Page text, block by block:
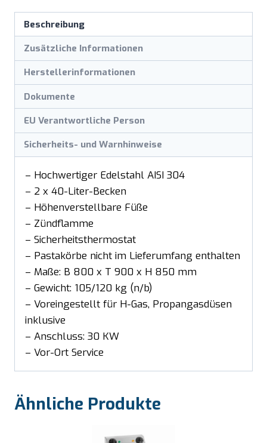
Beschreibung
Zusätzliche Informationen
Herstellerinformationen
Dokumente
EU Verantwortliche Person
Sicherheits- und Warnhinweise
– Hochwertiger Edelstahl AISI 304
– 2 x 40-Liter-Becken
– Höhenverstellbare Füße
– Zündflamme
– Sicherheitsthermostat
– Pastakörbe nicht im Lieferumfang enthalten
– Maße: B 800 x T 900 x H 850 mm
– Gewicht: 105/120 kg (n/b)
– Voreingestellt für H-Gas, Propangasdüsen
inklusive
– Anschluss: 30 KW
– Vor-Ort Service
Ähnliche Produkte